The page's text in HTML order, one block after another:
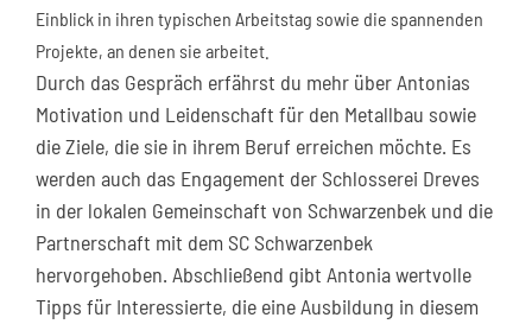
Einblick in ihren typischen Arbeitstag sowie die spannenden
Projekte, an denen sie arbeitet.
Durch das Gespräch erfährst du mehr über Antonias
Motivation und Leidenschaft für den Metallbau sowie
die Ziele, die sie in ihrem Beruf erreichen möchte. Es
werden auch das Engagement der Schlosserei Dreves
in der lokalen Gemeinschaft von Schwarzenbek und die
Partnerschaft mit dem SC Schwarzenbek
hervorgehoben. Abschließend gibt Antonia wertvolle
Tipps für Interessierte, die eine Ausbildung in diesem